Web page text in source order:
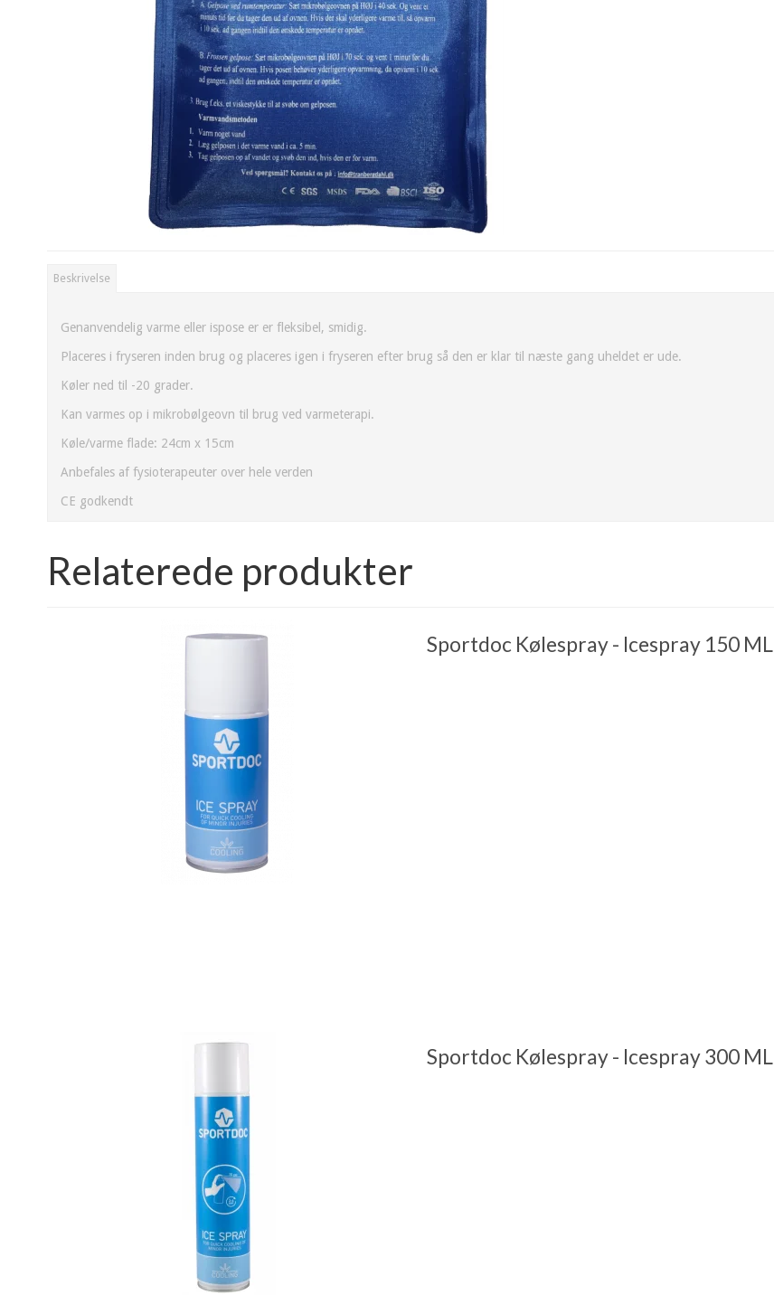
Beskrivelse
Genanvendelig varme eller ispose er er fleksibel, smidig.
Placeres i fryseren inden brug og placeres igen i fryseren efter brug så den er klar til næste gang uheldet er ude.
Køler ned til -20 grader.
Kan varmes op i mikrobølgeovn til brug ved varmeterapi.
Køle/varme flade: 24cm x 15cm
Anbefales af fysioterapeuter over hele verden
CE godkendt
Relaterede produkter
Sportdoc Kølespray - Icespray 150 ML
Sportdoc Kølespray - Icespray 300 ML